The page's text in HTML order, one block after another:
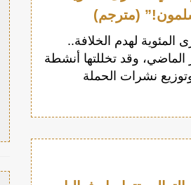
(مترجم)
لهدم الخلافة..
الماضي، وقد تخللتها أنشطة
نشرات الحملة